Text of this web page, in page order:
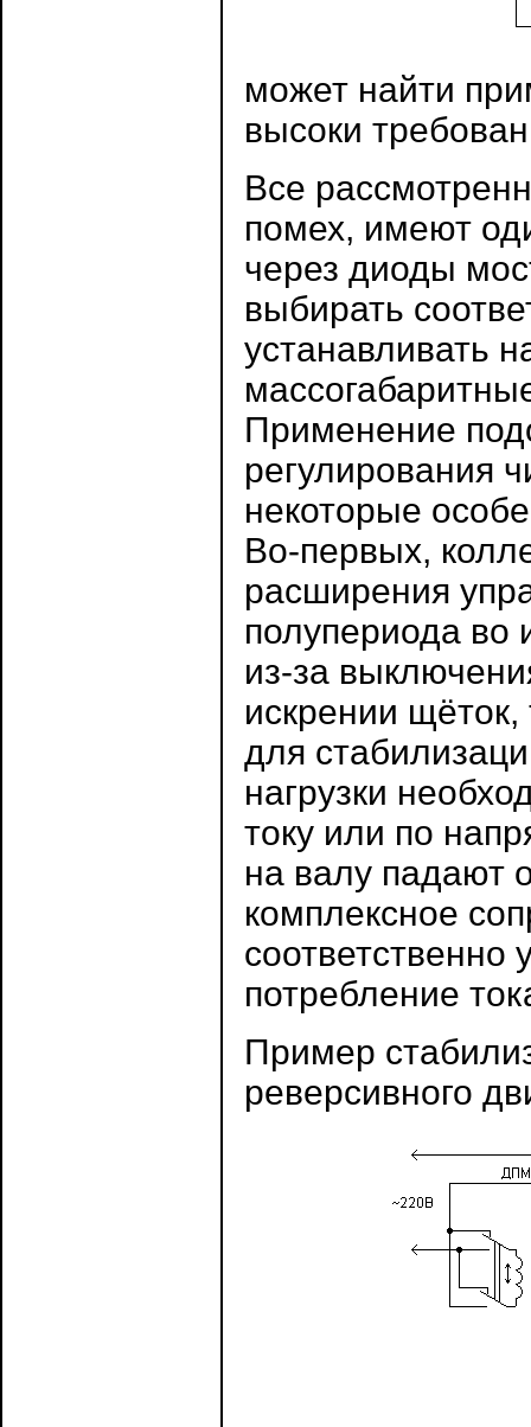
может найти
высоки
Все
помех, имеют
через диоды
выбирать
устанавливать
Применение
регулирования
некоторые
Во-первых,
расширения
полупериода во
из-за
искрении
для
нагрузки
току или по
на валу падают
комплексное
соответственно
потребление
Пример
реверсивного